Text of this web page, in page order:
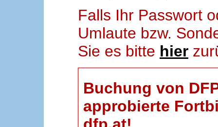
Falls Ihr Passwort
Umlaute bzw.
Sie es bitte hier
Buchung von
approbierte